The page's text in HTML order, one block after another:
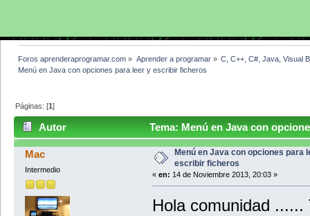
Foros aprenderaprogramar.com » Aprender a programar» C, C++, C#, Java, Visual
Menú en Java con opciones para leer y escribir ficheros
Páginas: [1]
Autor
Tema: Menú en Java con
veces)
Mac
Intermedio
Menú en Java con opciones para
escribir ficheros
« en: 14 de Noviembre 2013, 20:03 »
Hola comunidad ......